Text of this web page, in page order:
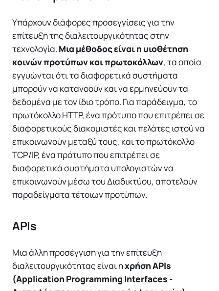
Υπάρχουν διάφορες προσεγγίσεις για την
επίτευξη της διαλειτουργικότητας στην
τεχνολογία. Μια μέθοδος είναι η υιοθέτηση
κοινών προτύπων και πρωτοκόλλων, τα οποία
εγγυώνται ότι τα διαφορετικά συστήματα
μπορούν να κατανοούν και να ερμηνεύουν τα
δεδομένα με τον ίδιο τρόπο. Για παράδειγμα, το
πρωτόκολλο HTTP, ένα πρότυπο που επιτρέπει σε
διαφορετικούς διακομιστές και πελάτες ιστού να
επικοινωνούν μεταξύ τους, και το πρωτόκολλο
TCP/IP, ένα πρότυπο που επιτρέπει σε
διαφορετικά συστήματα υπολογιστών να
επικοινωνούν μέσω του Διαδικτύου, αποτελούν
παραδείγματα τέτοιων προτύπων.
APIs
Μια άλλη προσέγγιση για την επίτευξη
διαλειτουργικότητας είναι ηχρήση APIs
(Application Programming Interfaces -